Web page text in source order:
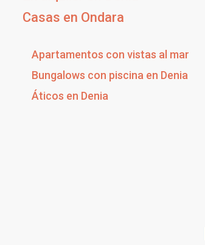
Casas en Ondara
Apartamentos con vistas al mar
Bungalows con piscina en Denia
Áticos en Denia